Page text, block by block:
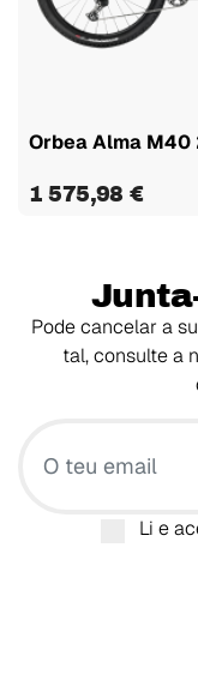
Orbea Alma M40
1 575,98 €
Pode cancelar a
tal, consulte a
Li e